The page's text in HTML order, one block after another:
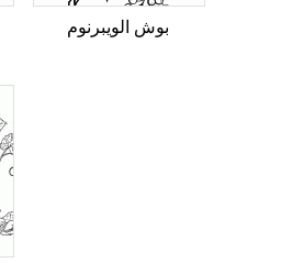
بوش الويبرنوم